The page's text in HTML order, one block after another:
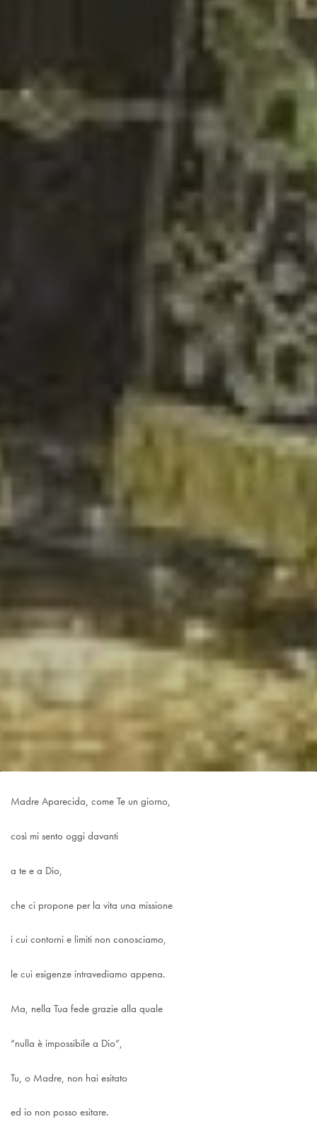
Madre Aparecida, come Te un giorno,
così mi sento oggi davanti
a te e a Dio,
che ci propone per la vita una missione
i cui contorni e limiti non conosciamo,
le cui esigenze intravediamo appena.
Ma, nella Tua fede grazie alla quale
“nulla è impossibile a Dio”,
Tu, o Madre, non hai esitato
ed io non posso esitare.